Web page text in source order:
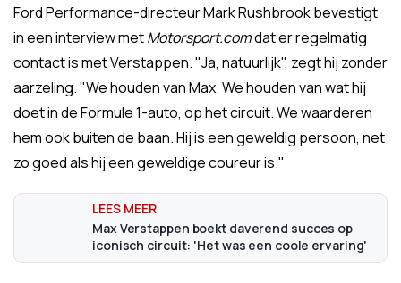
Ford Performance-directeur Mark Rushbrook bevestigt
in een interview metMotorsport.comdat er regelmatig
contact is met Verstappen. "Ja, natuurlijk", zegt hij zonder
aarzeling. "We houden van Max. We houden van wat hij
doet in de Formule 1-auto, op het circuit. We waarderen
hem ook buiten de baan. Hij is een geweldig persoon, net
zo goed als hij een geweldige coureur is."
Max Verstappen boekt daverend succes op
iconisch circuit: 'Het was een coole ervaring'